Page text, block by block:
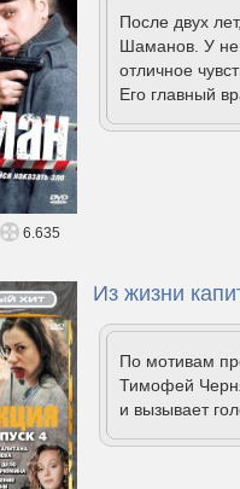
После двух
Шаманов. У
отличное
Его главный
6.635
Из жизни
По мотивам
Тимофей
и вызывает